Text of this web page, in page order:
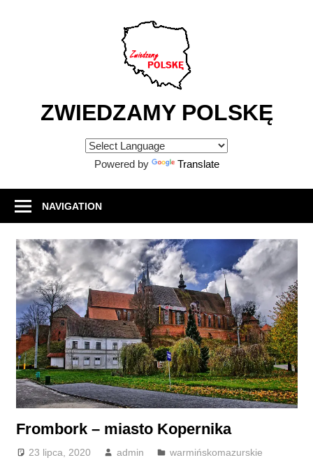
ZWIEDZAMY POLSKĘ
Powered by Translate
NAVIGATION
Frombork – miasto Kopernika
23 lipca, 2020 admin warmińskomazurskie